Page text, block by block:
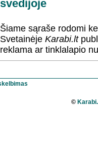
svedijoje
Šiame sąraše rodomi
Svetainėje Karabi.lt
reklama ar tinklalapio
©